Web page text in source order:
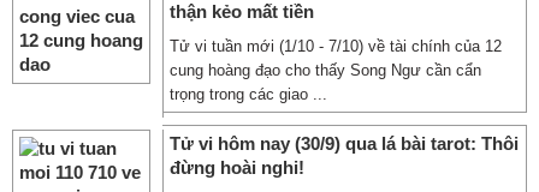
thận kẻo mất tiền
Tử vi tuần mới (1/10 - 7/10) về tài chính của 12
cung hoàng đạo cho thấy Song Ngư cần cẩn
trọng trong các giao ...
Tử vi hôm nay (30/9) qua lá bài tarot: Thôi
đừng hoài nghi!